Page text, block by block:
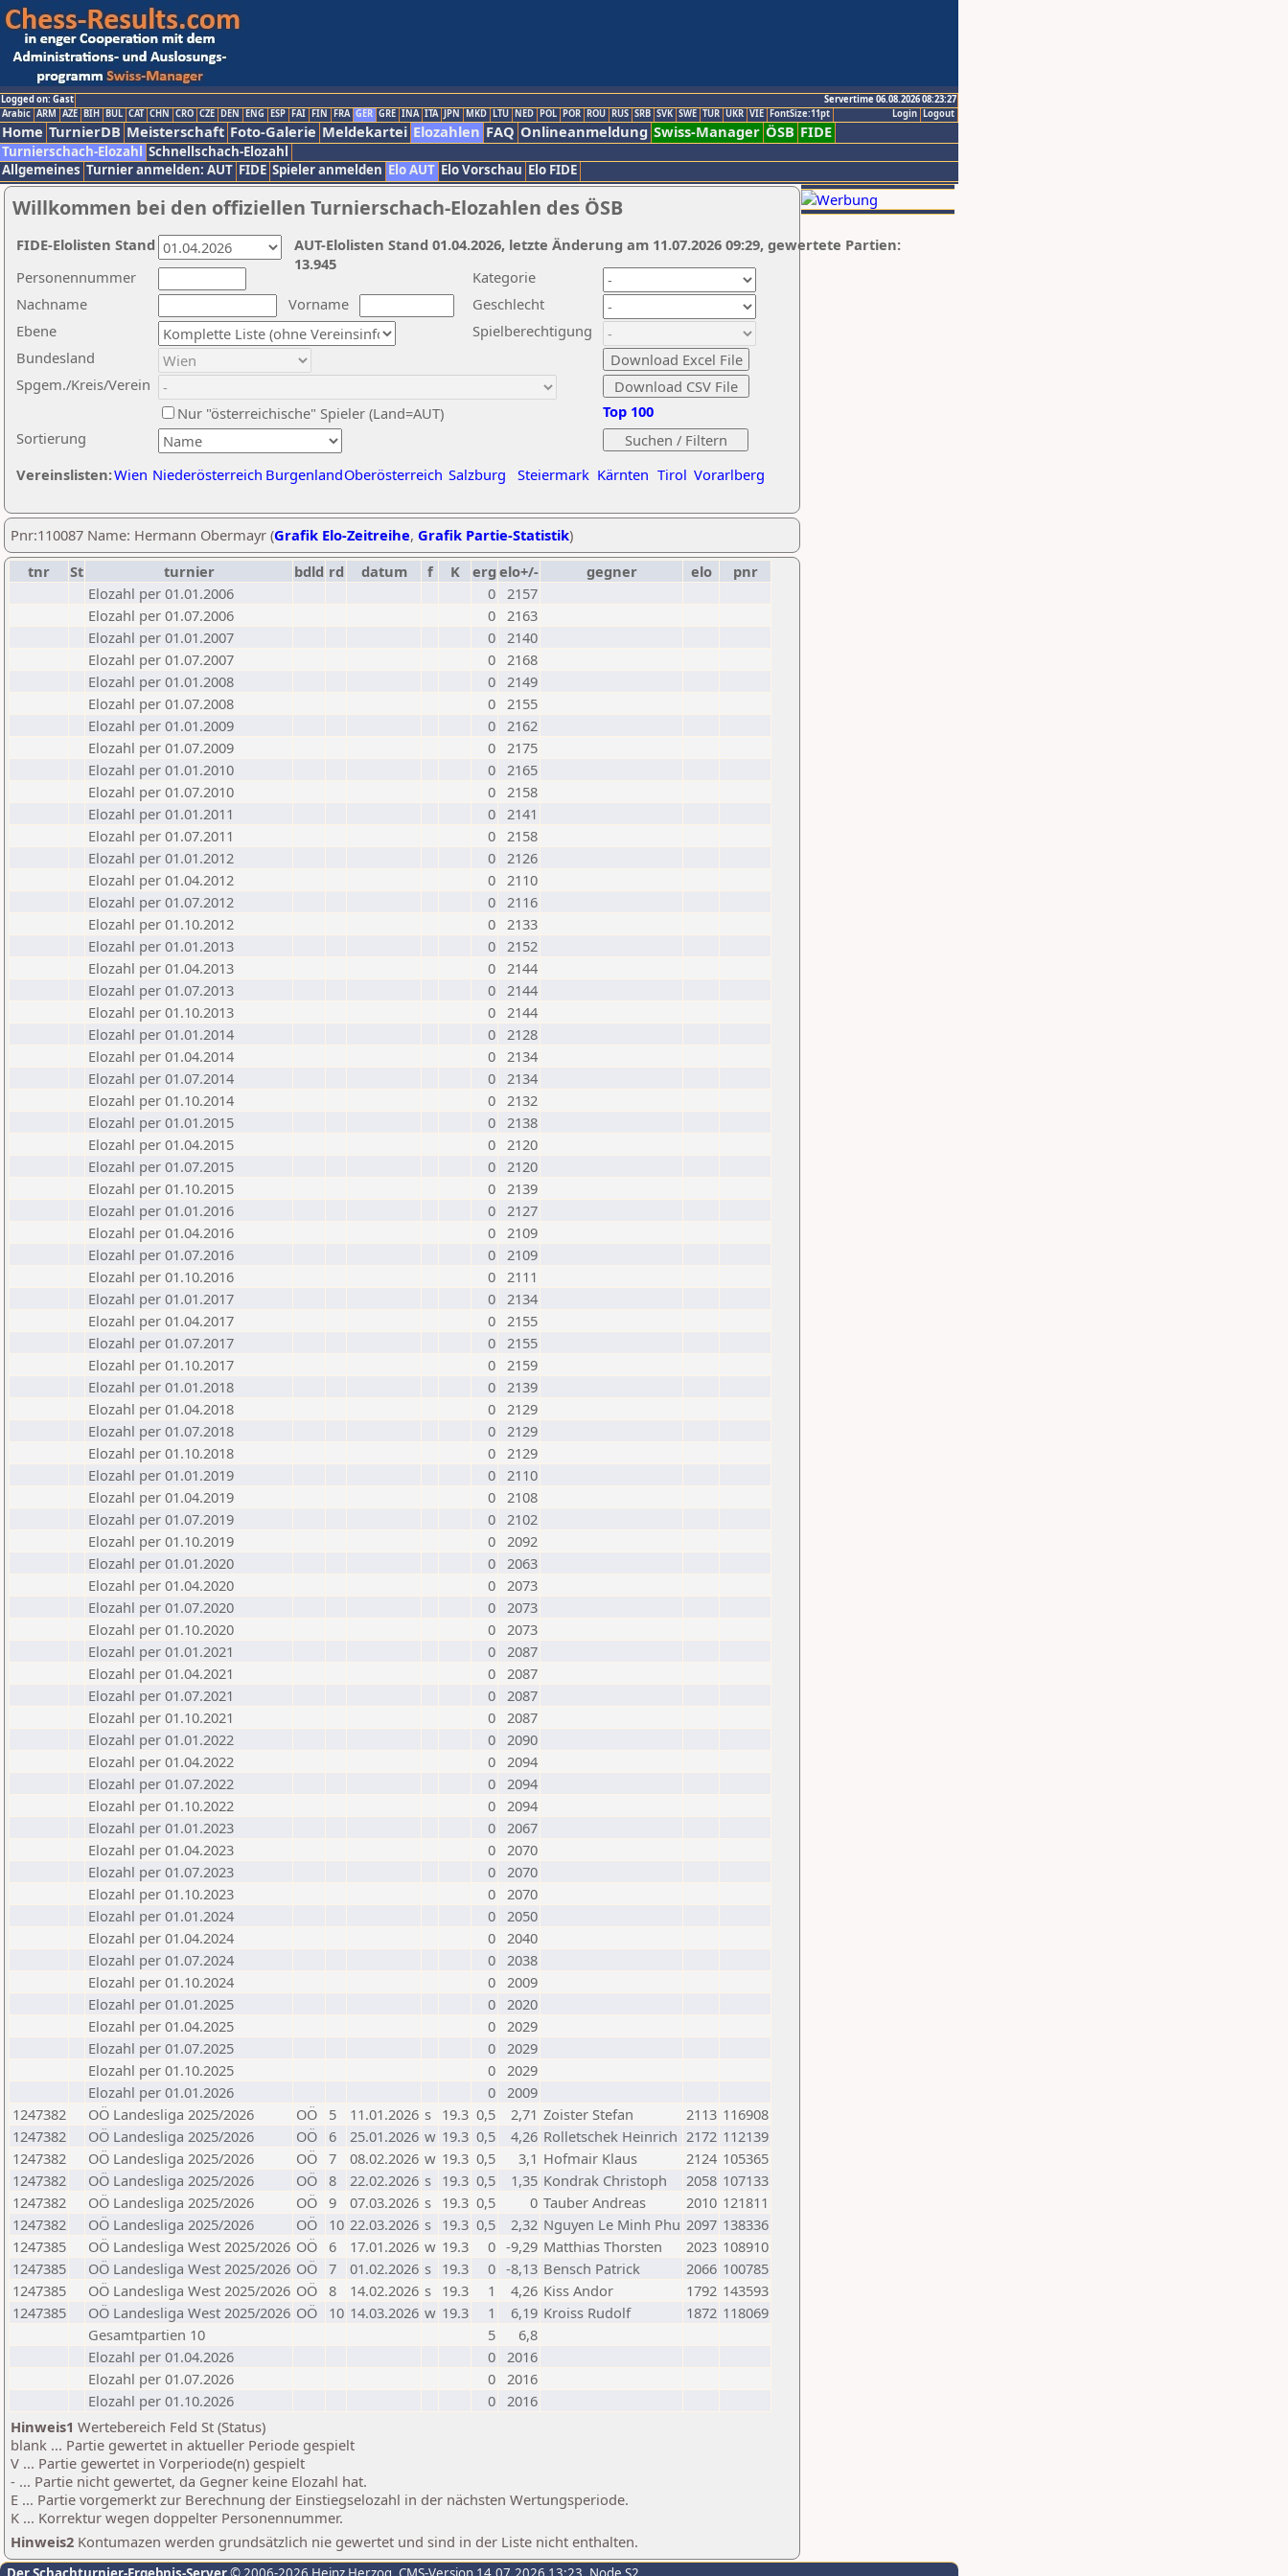
Logged on: Gast
Servertime 06.08.2026 08:23:27
Logout
Login
Arabic ARM AZE BIH BUL CAT CHN CRO CZE DEN ENG ESP FAI FIN FRA GER GRE INA ITA JPN MKD LTU NED POL POR ROU RUS SRB SVK SWE TUR UKR VIE FontSize:11pt
Home TurnierDB Meisterschaft Foto-Galerie Meldekartei Elozahlen FAQ Onlineanmeldung Swiss-Manager ÖSB FIDE
Turnierschach-Elozahl Schnellschach-Elozahl
Allgemeines Turnier anmelden: AUT FIDE Spieler anmelden Elo AUT Elo Vorschau Elo FIDE
Willkommen bei den offiziellen Turnierschach-Elozahlen des ÖSB
Nachname
Vorname
Ebene
Kategorie
Sortierung
Personennummer
Bundesland
Spgem./Kreis/Verein
Geschlecht
Nur "österreichische" Spieler (Land=AUT)
Spielberechtigung
Vereinslisten:Wien Niederösterreich BurgenlandOberösterreich Salzburg Steiermark Kärnten Tirol Vorarlberg
Top 100
AUT-Elolisten Stand 01.04.2026, letzte Änderung am 11.07.2026 09:29, gewertete Partien:
13.945
FIDE-Elolisten Stand
Pnr:110087 Name: Hermann Obermayr (Grafik Elo-Zeitreihe, Grafik Partie-Statistik)
tnr
St turnier bdld rd datum f K erg elo+/- gegner elo
pnr
Elozahl per 01.01.2006
0 2157
Elozahl per 01.07.2006
0 2163
Elozahl per 01.01.2007
0 2140
Elozahl per 01.07.2007
0 2168
Elozahl per 01.01.2008
0 2149
Elozahl per 01.07.2008
0 2155
Elozahl per 01.01.2009
0 2162
Elozahl per 01.07.2009
0 2175
Elozahl per 01.01.2010
0 2165
Elozahl per 01.07.2010
0 2158
Elozahl per 01.01.2011
0 2141
Elozahl per 01.07.2011
0 2158
Elozahl per 01.01.2012
0 2126
Elozahl per 01.04.2012
0 2110
Elozahl per 01.07.2012
0 2116
Elozahl per 01.10.2012
0 2133
Elozahl per 01.01.2013
0 2152
Elozahl per 01.04.2013
0 2144
Elozahl per 01.07.2013
0 2144
Elozahl per 01.10.2013
0 2144
Elozahl per 01.01.2014
0 2128
Elozahl per 01.04.2014
0 2134
Elozahl per 01.07.2014
0 2134
Elozahl per 01.10.2014
0 2132
Elozahl per 01.01.2015
0 2138
Elozahl per 01.04.2015
0 2120
Elozahl per 01.07.2015
0 2120
Elozahl per 01.10.2015
0 2139
Elozahl per 01.01.2016
0 2127
Elozahl per 01.04.2016
0 2109
Elozahl per 01.07.2016
0 2109
Elozahl per 01.10.2016
0 2111
Elozahl per 01.01.2017
0 2134
Elozahl per 01.04.2017
0 2155
Elozahl per 01.07.2017
0 2155
Elozahl per 01.10.2017
0 2159
Elozahl per 01.01.2018
0 2139
Elozahl per 01.04.2018
0 2129
Elozahl per 01.07.2018
0 2129
Elozahl per 01.10.2018
0 2129
Elozahl per 01.01.2019
0 2110
Elozahl per 01.04.2019
0 2108
Elozahl per 01.07.2019
0 2102
Elozahl per 01.10.2019
0 2092
Elozahl per 01.01.2020
0 2063
Elozahl per 01.04.2020
0 2073
Elozahl per 01.07.2020
0 2073
Elozahl per 01.10.2020
0 2073
Elozahl per 01.01.2021
0 2087
Elozahl per 01.04.2021
0 2087
Elozahl per 01.07.2021
0 2087
Elozahl per 01.10.2021
0 2087
Elozahl per 01.01.2022
0 2090
Elozahl per 01.04.2022
0 2094
Elozahl per 01.07.2022
0 2094
Elozahl per 01.10.2022
0 2094
Elozahl per 01.01.2023
0 2067
Elozahl per 01.04.2023
0 2070
Elozahl per 01.07.2023
0 2070
Elozahl per 01.10.2023
0 2070
Elozahl per 01.01.2024
0 2050
Elozahl per 01.04.2024
0 2040
Elozahl per 01.07.2024
0 2038
Elozahl per 01.10.2024
0 2009
Elozahl per 01.01.2025
0 2020
Elozahl per 01.04.2025
0 2029
Elozahl per 01.07.2025
0 2029
Elozahl per 01.10.2025
0 2029
Elozahl per 01.01.2026
0 2009
1247382
OÖ Landesliga 2025/2026 OÖ 5 11.01.2026 s 19.3 0,5 2,71 Zoister Stefan 2113 116908
1247382
OÖ Landesliga 2025/2026 OÖ 6 25.01.2026 w 19.3 0,5 4,26 Rolletschek Heinrich 2172 112139
1247382
OÖ Landesliga 2025/2026 OÖ 7 08.02.2026 w 19.3 0,5 3,1 Hofmair Klaus 2124 105365
1247382
OÖ Landesliga 2025/2026 OÖ 8 22.02.2026 s 19.3 0,5 1,35 Kondrak Christoph 2058 107133
1247382
OÖ Landesliga 2025/2026 OÖ 9 07.03.2026 s 19.3 0,5 0 Tauber Andreas 2010 121811
1247382
OÖ Landesliga 2025/2026 OÖ 10 22.03.2026 s 19.3 0,5 2,32 Nguyen Le Minh Phu 2097 138336
1247385
OÖ Landesliga West 2025/2026 OÖ 6 17.01.2026 w 19.3 0 -9,29 Matthias Thorsten 2023 108910
1247385
OÖ Landesliga West 2025/2026 OÖ 7 01.02.2026 s 19.3 0 -8,13 Bensch Patrick 2066 100785
1247385
OÖ Landesliga West 2025/2026 OÖ 8 14.02.2026 s 19.3 1 4,26 Kiss Andor 1792 143593
1247385
OÖ Landesliga West 2025/2026 OÖ 10 14.03.2026 w 19.3 1 6,19 Kroiss Rudolf 1872 118069
Gesamtpartien 10
5
6,8
Elozahl per 01.04.2026
0 2016
Elozahl per 01.07.2026
0 2016
Elozahl per 01.10.2026
0 2016
Hinweis1 Wertebereich Feld St (Status)
blank ... Partie gewertet in aktueller Periode gespielt
V ... Partie gewertet in Vorperiode(n) gespielt
- ... Partie nicht gewertet, da Gegner keine Elozahl hat.
E ... Partie vorgemerkt zur Berechnung der Einstiegselozahl in der nächsten Wertungsperiode.
K ... Korrektur wegen doppelter Personennummer.
Hinweis2 Kontumazen werden grundsätzlich nie gewertet und sind in der Liste nicht enthalten.